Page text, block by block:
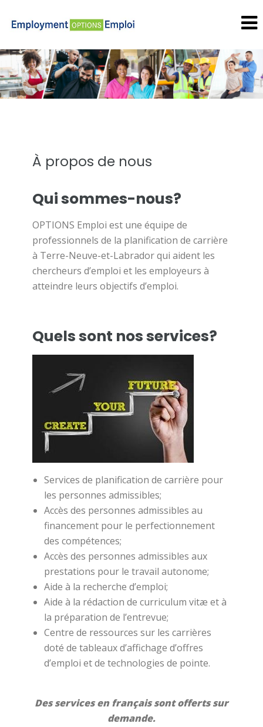
À propos de nous
Qui sommes-nous?
OPTIONS Emploi est une équipe de
professionnels de la planification de carrière
à Terre-Neuve-et-Labrador qui aident les
chercheurs d’emploi et les employeurs à
atteindre leurs objectifs d’emploi.
Quels sont nos services?
Services de planification de carrière pour
les personnes admissibles;
Accès des personnes admissibles au
financement pour le perfectionnement
des compétences;
Accès des personnes admissibles aux
prestations pour le travail autonome;
Aide à la recherche d’emploi;
Aide à la rédaction de curriculum vitæ et à
la préparation de l’entrevue;
Centre de ressources sur les carrières
doté de tableaux d’affichage d’offres
d’emploi et de technologies de pointe.
Des services en français sont offerts sur
demande.